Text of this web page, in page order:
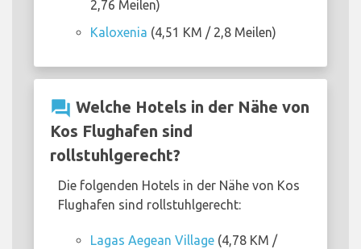
2,76 Meilen)
Kaloxenia (4,51 KM / 2,8 Meilen)
question_answer Welche Hotels in der Nähe von
Kos Flughafen sind
rollstuhlgerecht?
Die folgenden Hotels in der Nähe von Kos
Flughafen sind rollstuhlgerecht:
Lagas Aegean Village (4,78 KM /